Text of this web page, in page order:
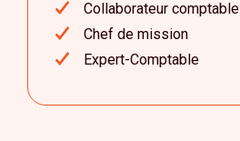
Collaborateur comptable
Chef de mission
Expert-Comptable